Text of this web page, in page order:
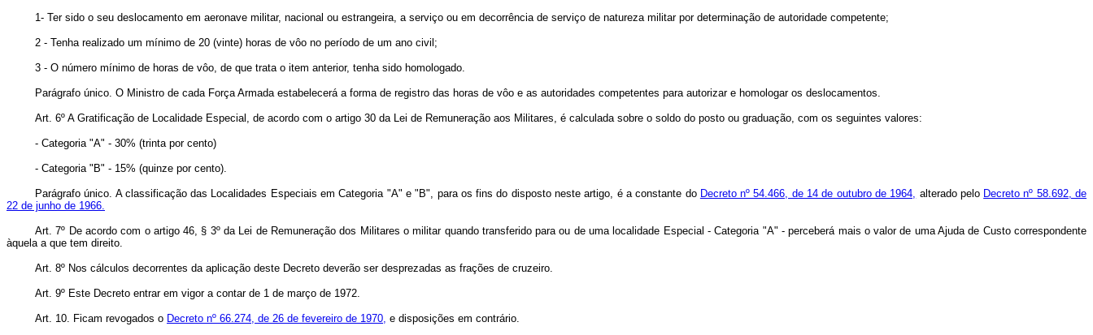
1- Ter sido o seu deslocamento em aeronave militar, nacional ou estrangeira, a serviço ou em decorrência de serviço de natureza militar por determinação de autoridade competente;
2 - Tenha realizado um mínimo de 20 (vinte) horas de vôo no período de um ano civil;
3 - O número mínimo de horas de vôo, de que trata o item anterior, tenha sido homologado.
Parágrafo único. O Ministro de cada Força Armada estabelecerá a forma de registro das horas de vôo e as autoridades competentes para autorizar e homologar os deslocamentos.
Art. 6º A Gratificação de Localidade Especial, de acordo com o artigo 30 da Lei de Remuneração aos Militares, é calculada sobre o soldo do posto ou graduação, com os seguintes valores:
- Categoria "A" - 30% (trinta por cento)
- Categoria "B" - 15% (quinze por cento).
Parágrafo único. A classificação das Localidades Especiais em Categoria "A" e "B", para os fins do disposto neste artigo, é a constante do Decreto nº 54.466, de 14 de outubro de 1964, alterado pelo Decreto nº 58.692, de
22 de junho de 1966.
Art. 7º De acordo com o artigo 46, § 3º da Lei de Remuneração dos Militares o militar quando transferido para ou de uma localidade Especial - Categoria "A" - perceberá mais o valor de uma Ajuda de Custo correspondente
àquela a que tem direito.
Art. 8º Nos cálculos decorrentes da aplicação deste Decreto deverão ser desprezadas as frações de cruzeiro.
Art. 9º Este Decreto entrar em vigor a contar de 1 de março de 1972.
Art. 10. Ficam revogados o Decreto nº 66.274, de 26 de fevereiro de 1970, e disposições em contrário.